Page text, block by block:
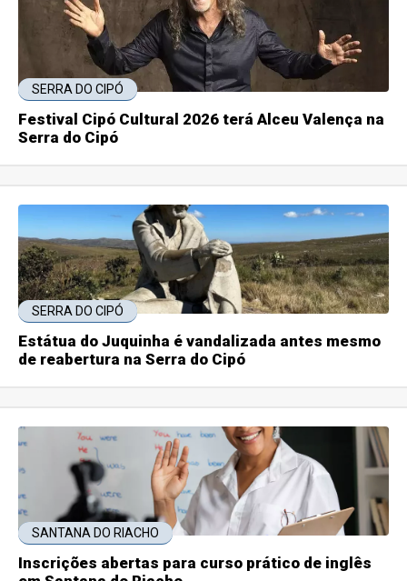
SERRA DO CIPÓ
Festival Cipó Cultural 2026 terá Alceu Valença na
Serra do Cipó
SERRA DO CIPÓ
Estátua do Juquinha é vandalizada antes mesmo
de reabertura na Serra do Cipó
SANTANA DO RIACHO
Inscrições abertas para curso prático de inglês